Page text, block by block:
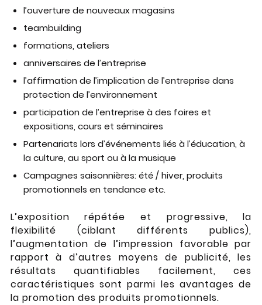
l’ouverture de nouveaux magasins
teambuilding
formations, ateliers
anniversaires de l’entreprise
l’affirmation de l’implication de l’entreprise dans
protection de l’environnement
participation de l’entreprise à des foires et
expositions, cours et séminaires
Partenariats lors d’événements liés à l’éducation, à
la culture, au sport ou à la musique
Campagnes saisonnières: été / hiver, produits
promotionnels en tendance etc.
L’exposition répétée et progressive, la
flexibilité (ciblant différents publics),
l’augmentation de l’impression favorable par
rapport à d’autres moyens de publicité, les
résultats quantifiables facilement, ces
caractéristiques sont parmi les avantages de
la promotion des produits promotionnels.